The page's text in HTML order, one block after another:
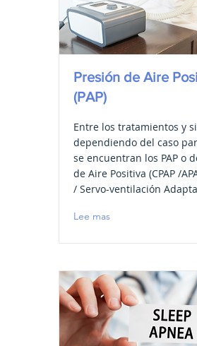
Presión de Aire
(PAP)
Entre los tratamientos y
dependiendo del caso
se encuentran los PAP o
de Aire Positiva (CPAP /
/ Servo-ventilación
Lee mas